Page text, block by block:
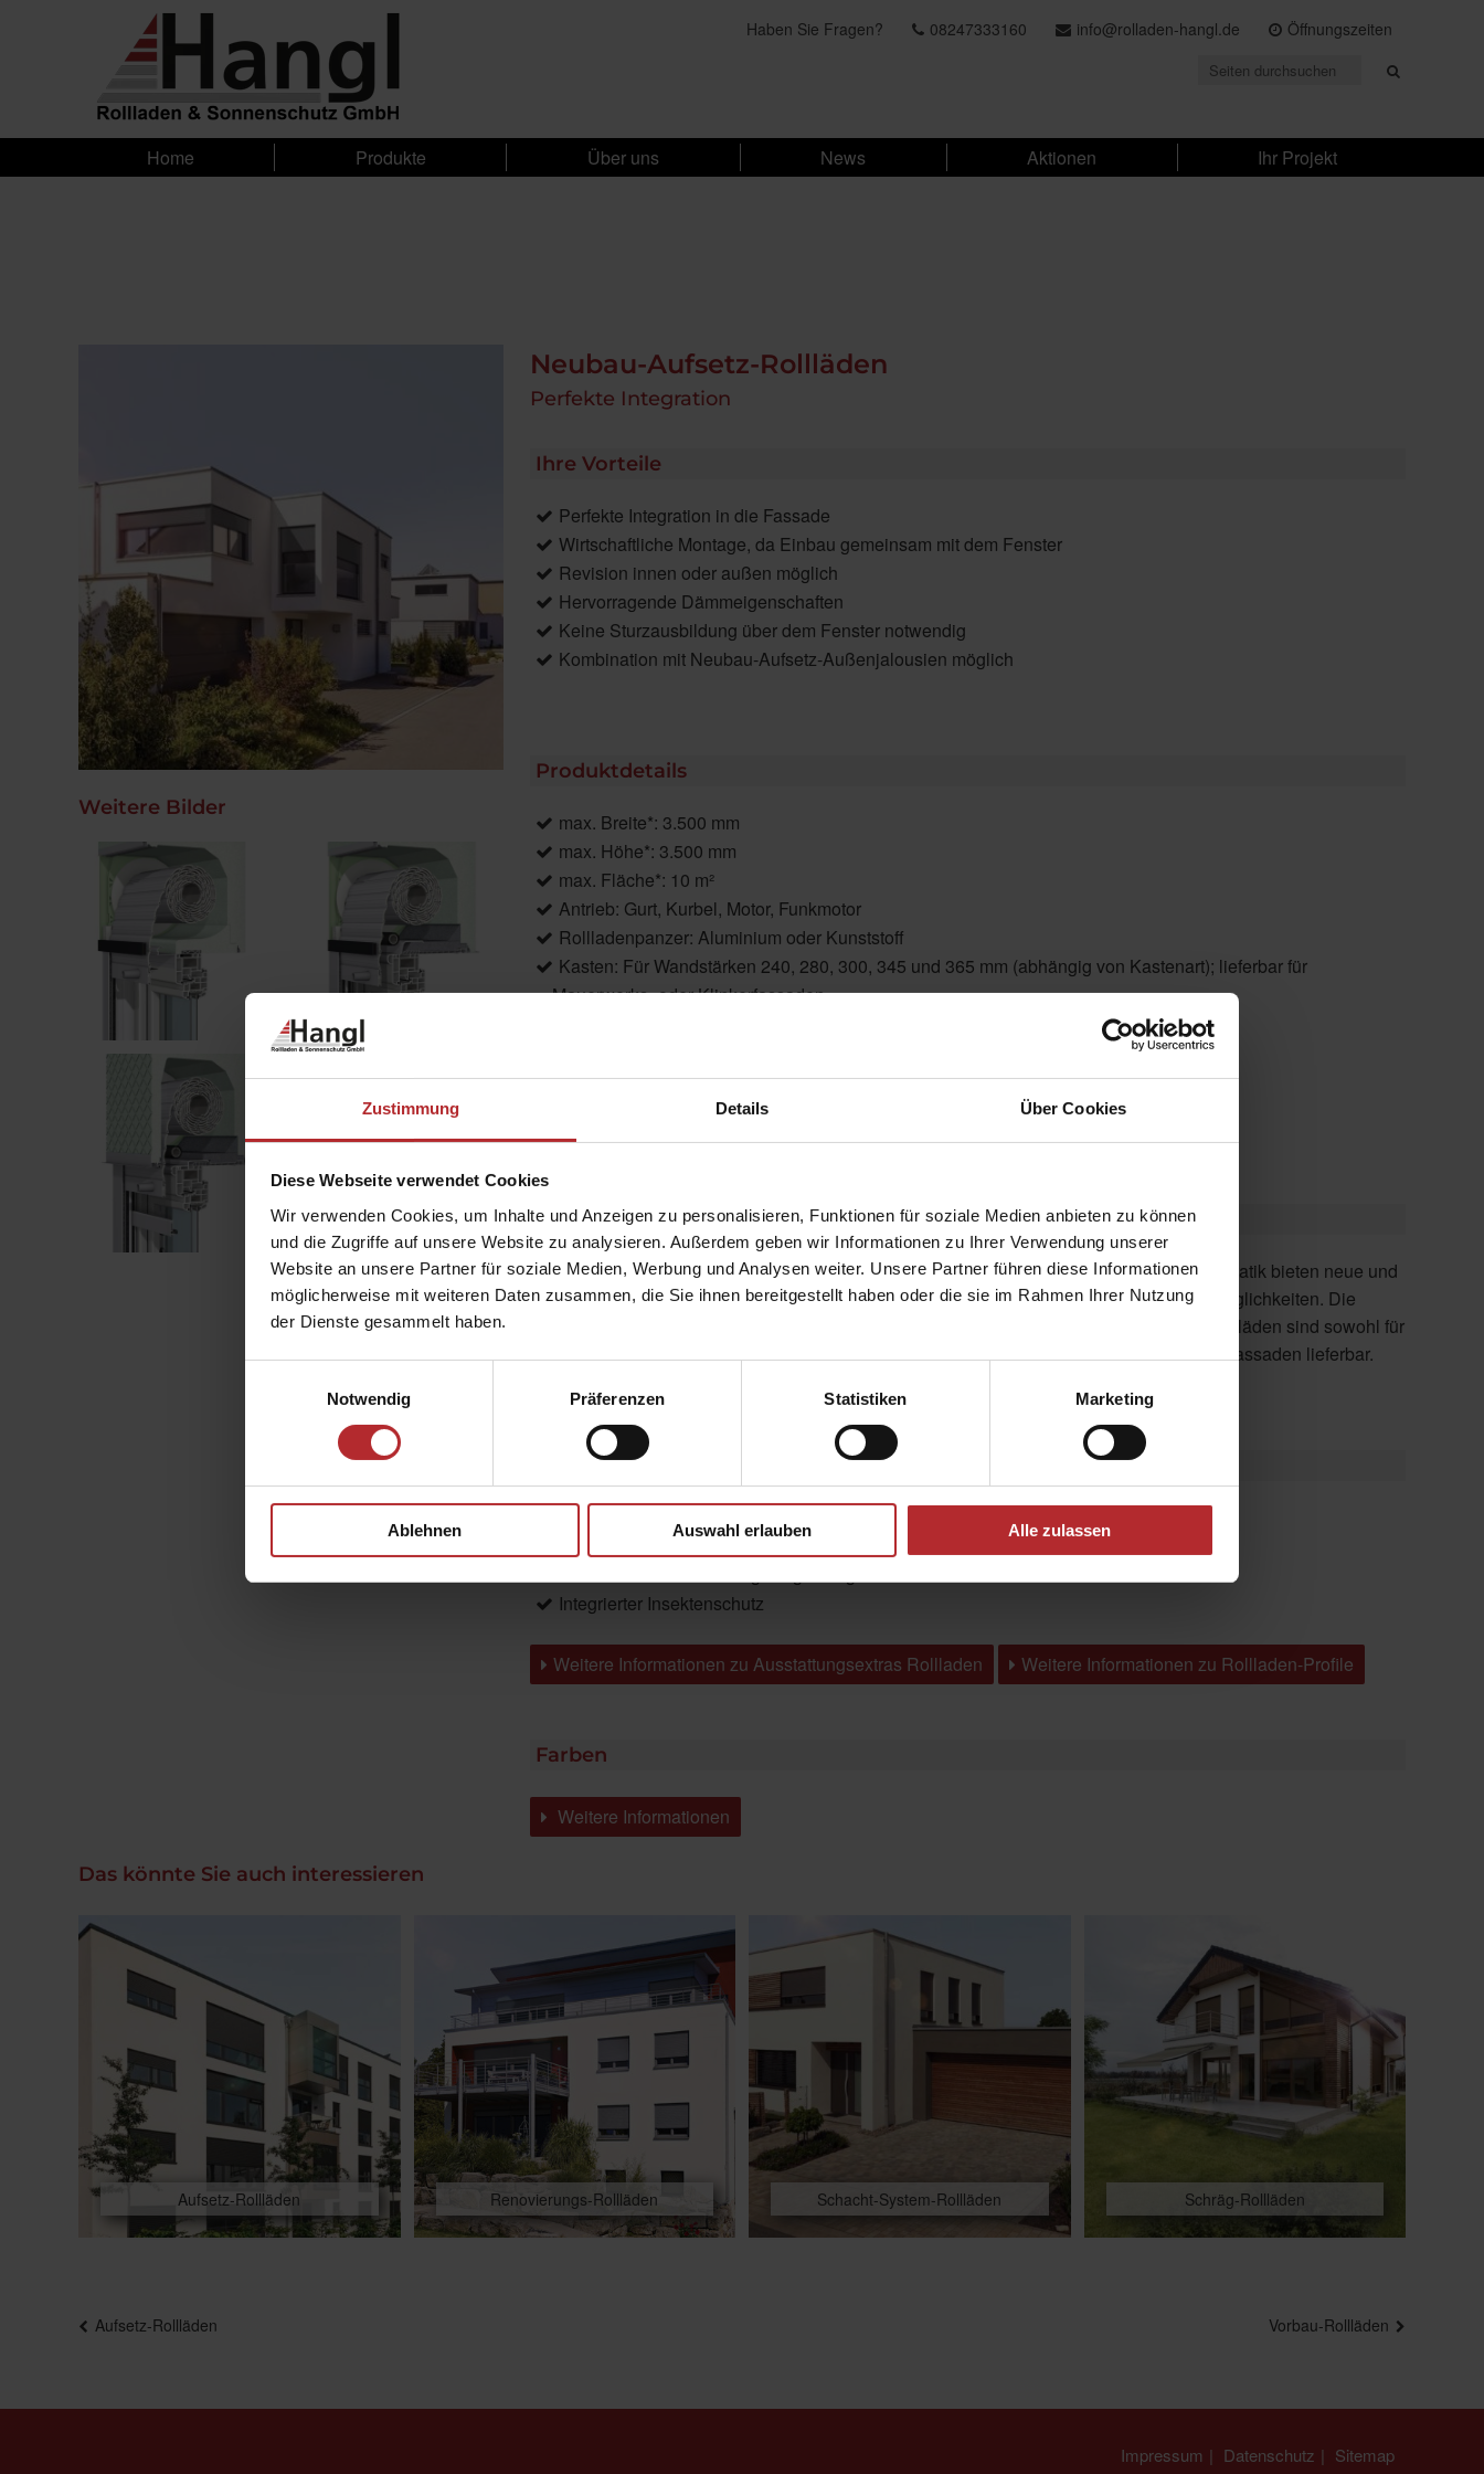
Zustimmung Details Über Cookies
Diese Webseite verwendet Cookies
Wir verwenden Cookies, um Inhalte und Anzeigen zu personalisieren, Funktionen für soziale Medien anbieten zu können
und die Zugriffe auf unsere Website zu analysieren. Außerdem geben wir Informationen zu Ihrer Verwendung unserer
Website an unsere Partner für soziale Medien, Werbung und Analysen weiter. Unsere Partner führen diese Informationen
möglicherweise mit weiteren Daten zusammen, die Sie ihnen bereitgestellt haben oder die sie im Rahmen Ihrer Nutzung
der Dienste gesammelt haben.
Notwendig
Präferenzen Statistiken Marketing
Ablehnen Auswahl erlauben Alle zulassen
Haben Sie Fragen? 08247333160 info@rolladen-hangl.de Öffnungszeiten
Home Produkte Über uns News Aktionen Ihr Projekt
Neubau-Aufsetz-Rollläden
Perfekte Integration
Ihre Vorteile
Perfekte Integration in die Fassade
Wirtschaftliche Montage, da Einbau gemeinsam mit dem Fenster
Revision innen oder außen möglich
Hervorragende Dämmeigenschaften
Keine Sturzausbildung über dem Fenster notwendig
Kombination mit Neubau-Aufsetz-Außenjalousien möglich
Produktdetails
max. Breite*: 3.500 mm
max. Höhe*: 3.500 mm
max. Fläche*: 10 m²
Antrieb: Gurt, Kurbel, Motor, Funkmotor
Rollladenpanzer: Aluminium oder Kunststoff
Kasten: Für Wandstärken 240, 280, 300, 345 und 365 mm (abhängig von Kastenart); lieferbar für
Mauerwerks- oder Klinkerfassaden
Anwendungsbereiche: Neubau, Renovierung, bei Austausch der Fenster
Ausstattungs-Extras*: Statikkonsolen, Integration von Lüftungselementen
(*Typen- und ausstattungsabhängig)
Produktbeschreibung
Mit hervorragenden Wärme- und Schalldämmwerten
bieten Neubau-Aufsetz-Rollläden bei Neubau oder
Fensteranbindung durch das optionale Clipsystem,
Varianten zur Optimierung der Statik bieten neue und
eine Vielzahl an innovativen Möglichkeiten. Die
Mauerwerk, als auch für Klinkerfassaden lieferbar.
Brillante Extras
Integrierter Insektenschutz
Weitere Informationen zu Ausstattungsextras Rollladen Weitere Informationen zu Rollladen-Profile
Farben
Weitere Informationen
Weitere Bilder
Das könnte Sie auch interessieren
Aufsetz-Rollläden Renovierungs-Rollläden Schacht-System-Rollläden Schräg-Rollläden
Beitragsnavigation
Aufsetz-Rollläden Vorbau-Rollläden
Impressum Datenschutz Sitemap